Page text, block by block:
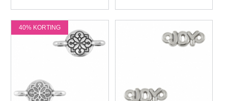
40% KORTING